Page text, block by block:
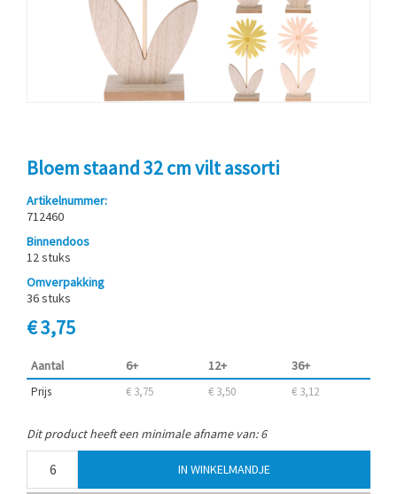
Bloem staand 32 cm vilt assorti
Artikelnummer:
712460
Binnendoos
12 stuks
Omverpakking
36 stuks
€ 3,75
Aantal 6+ 12+ 36+
Prijs € 3,75 € 3,50 € 3,12
Dit product heeft een minimale afname van: 6